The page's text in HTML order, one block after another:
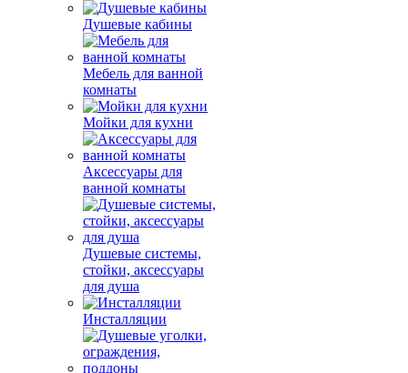
Душевые кабины
Мебель для ванной
комнаты
Мойки для кухни
Аксессуары для
ванной комнаты
Душевые системы,
стойки, аксессуары
для душа
Инсталляции